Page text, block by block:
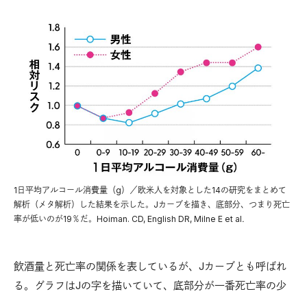
1日平均アルコール消費量（g）／欧米人を対象とした14の研究をまとめて
解析（メタ解析）した結果を示した。Jカーブを描き、底部分、つまり死亡
率が低いのが19％だ。Hoiman. CD, English DR, Milne E et al．
飲酒量と死亡率の関係を表しているが、Jカーブとも呼ばれ
る。グラフはJの字を描いていて、底部分が一番死亡率の少